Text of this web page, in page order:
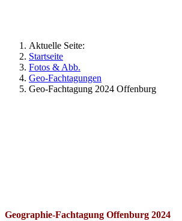
Aktuelle Seite:
Startseite
Fotos & Abb.
Geo-Fachtagungen
Geo-Fachtagung 2024 Offenburg
Geographie-Fachtagung Offenburg 2024